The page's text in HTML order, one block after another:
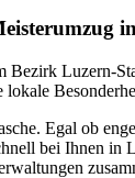
Luzern-
Egal ob
bei Ihnen in